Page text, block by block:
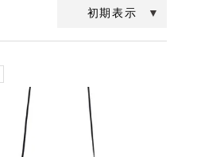
初期表示